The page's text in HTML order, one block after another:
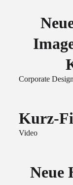
Corporate Design
Kurz-
Video
Neue